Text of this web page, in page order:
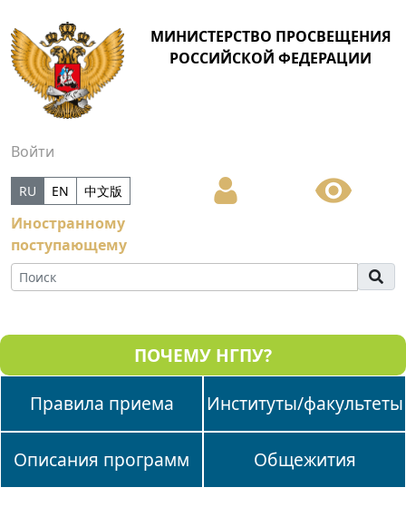
МИНИСТЕРСТВО ПРОСВЕЩЕНИЯ
РОССИЙСКОЙ ФЕДЕРАЦИИ
Войти
Иностранному
поступающему
RU EN 中文版
ПОЧЕМУ НГПУ?
Правила приема
Институты/факультеты
Описания программ Общежития